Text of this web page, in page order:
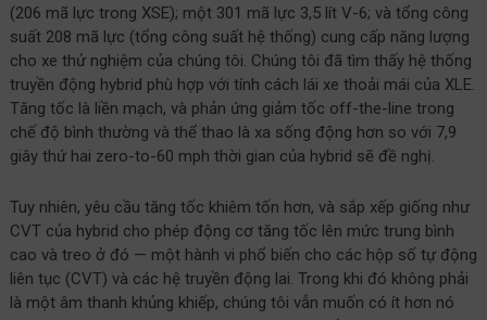
(206 mã lực trong XSE); một 301 mã lực 3,5 lít V-6; và tổng công
suất 208 mã lực (tổng công suất hệ thống) cung cấp năng lượng
cho xe thử nghiệm của chúng tôi. Chúng tôi đã tìm thấy hệ thống
truyền động hybrid phù hợp với tính cách lái xe thoải mái của XLE.
Tăng tốc là liền mạch, và phản ứng giảm tốc off-the-line trong
chế độ bình thường và thể thao là xa sống động hơn so với 7,9
giây thứ hai zero-to-60 mph thời gian của hybrid sẽ đề nghị.
Tuy nhiên, yêu cầu tăng tốc khiêm tốn hơn, và sắp xếp giống như
CVT của hybrid cho phép động cơ tăng tốc lên mức trung bình
cao và treo ở đó — một hành vi phổ biến cho các hộp số tự động
liên tục (CVT) và các hệ truyền động lai. Trong khi đó không phải
là một âm thanh khủng khiếp, chúng tôi vẫn muốn có ít hơn nó